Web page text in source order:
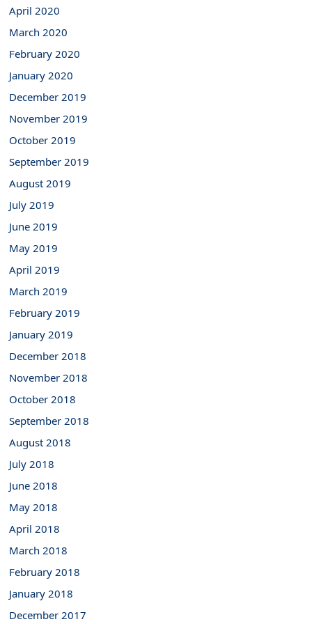
April 2020
March 2020
February 2020
January 2020
December 2019
November 2019
October 2019
September 2019
August 2019
July 2019
June 2019
May 2019
April 2019
March 2019
February 2019
January 2019
December 2018
November 2018
October 2018
September 2018
August 2018
July 2018
June 2018
May 2018
April 2018
March 2018
February 2018
January 2018
December 2017